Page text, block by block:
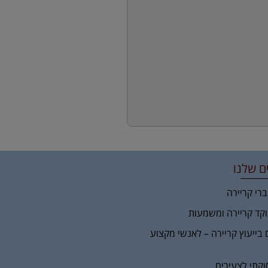
שלנו
קריירה
קריירה ומשמעות
בייעוץ קריירה – לאנשי מקצוע